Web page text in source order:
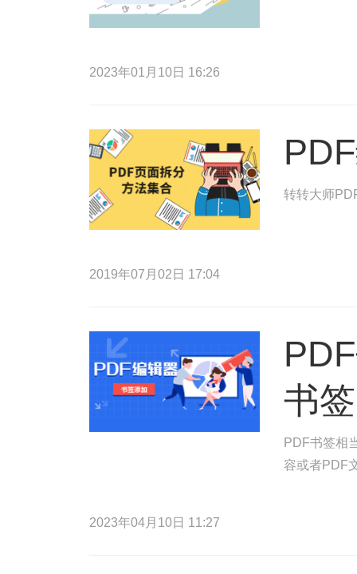
2023年01月10日 16:26
转转大师
2019年07月02日 17:04
书
PDF书签相
容或者PDF
2023年04月10日 11:27